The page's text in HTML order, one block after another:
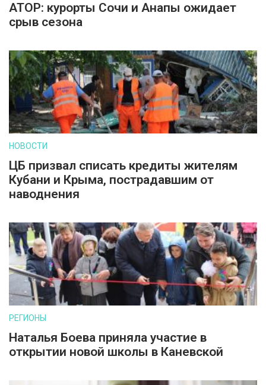
АТОР: курорты Сочи и Анапы ожидает
срыв сезона
НОВОСТИ
ЦБ призвал списать кредиты жителям
Кубани и Крыма, пострадавшим от
наводнения
РЕГИОНЫ
Наталья Боева приняла участие в
открытии новой школы в Каневской